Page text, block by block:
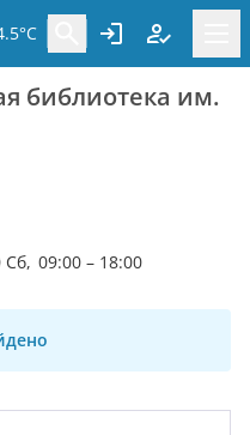
библиотека им.
09:00 – 18:00